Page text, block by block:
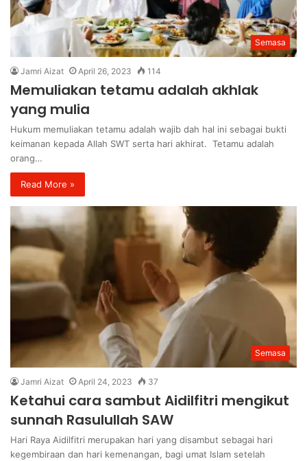
Semasa
Jamri Aizat April 26, 2023 114
Memuliakan tetamu adalah akhlak
yang mulia
Hukum memuliakan tetamu adalah wajib dah hal ini sebagai bukti
keimanan kepada Allah SWT serta hari akhirat. Tetamu adalah
orang…
Read More »
Semasa
Jamri Aizat April 24, 2023 37
Ketahui cara sambut Aidilfitri mengikut
sunnah Rasulullah SAW
Hari Raya Aidilfitri merupakan hari yang disambut sebagai hari
kegembiraan dan hari kemenangan, bagi umat Islam setelah